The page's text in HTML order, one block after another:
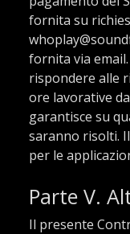
fornita su
fornita via
rispondere alle
ore lavorative
garantisce su
saranno risolti.
per le
Parte V.
Il presente